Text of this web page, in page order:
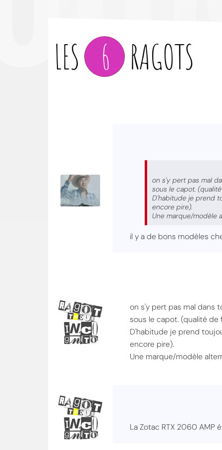
LES 6 RAGOTS
on s'y pert pas mal
sous le capot.
D'habitude je prend
encore pire).
Une marque/modèle
il y a de bons modèles
on s'y pert pas mal dans
sous le capot. (qualité de
D'habitude je prend
encore pire).
Une marque/modèle
La Zotac RTX 2060 AMP